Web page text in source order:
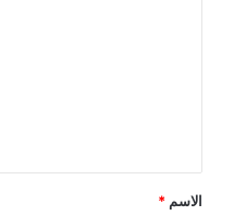
ق
*
الاسم *